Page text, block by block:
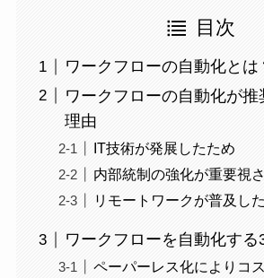
目次
ワークフローの自動化とは
ワークフローの自動化が
理由
IT技術が発展したため
内部統制の強化が重要視
リモートワークが普及し
ワークフローを自動化する
ペーパーレス化によりコ